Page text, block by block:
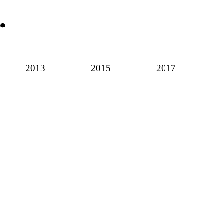
2013 2015 2017